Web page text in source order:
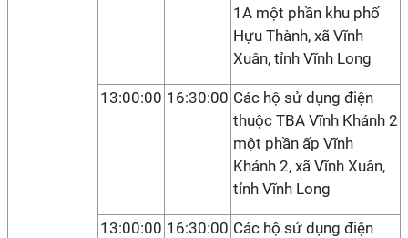
1A một phần khu phố
Hựu Thành, xã Vĩnh
Xuân, tỉnh Vĩnh Long
13:00:00 16:30:00 Các hộ sử dụng điện
thuộc TBA Vĩnh Khánh 2
một phần ấp Vĩnh
Khánh 2, xã Vĩnh Xuân,
tỉnh Vĩnh Long
13:00:00 16:30:00 Các hộ sử dụng điện